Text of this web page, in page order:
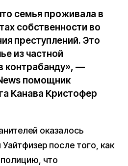
семья проживала в
собственности во
преступлений. Это
из частной
контрабанду», —
помощник
Канава Кристофер
оказалось
после того, как
что